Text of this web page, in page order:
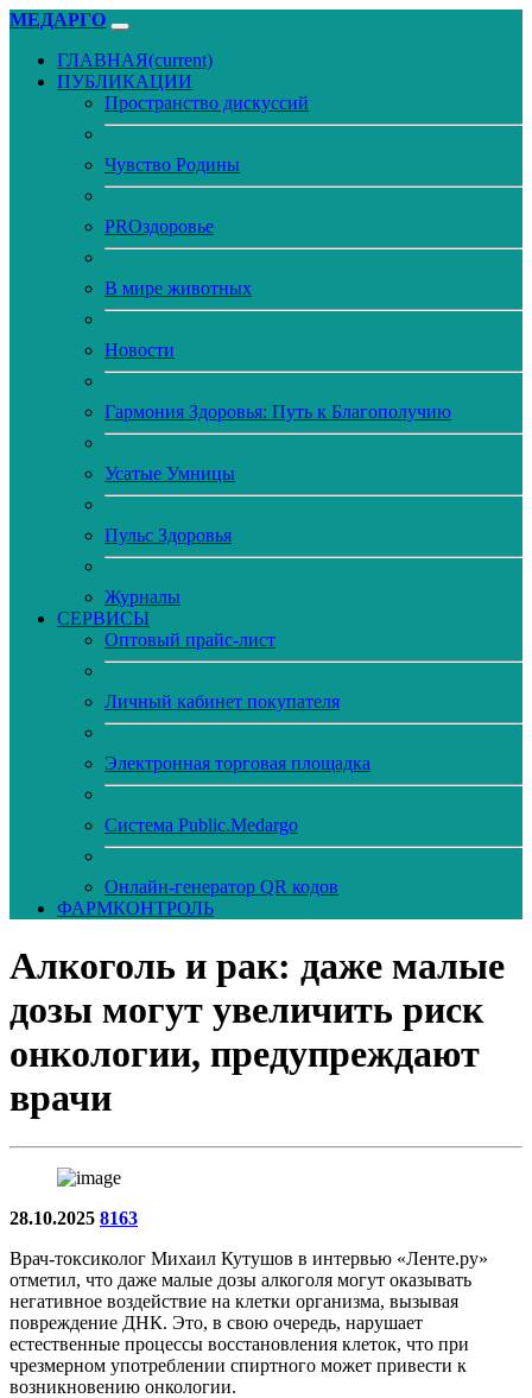
МЕДАРГО
ГЛАВНАЯ(current)
ПУБЛИКАЦИИ
Пространство дискуссий
Чувство Родины
PROздоровье
В мире животных
Новости
Гармония Здоровья: Путь к Благополучию
Усатые Умницы
Пульс Здоровья
Журналы
CЕРВИСЫ
Оптовый прайс-лист
Личный кабинет покупателя
Электронная торговая площадка
Система Public.Medargo
Онлайн-генератор QR кодов
ФАРМКОНТРОЛЬ
Алкоголь и рак: даже малые
дозы могут увеличить риск
онкологии, предупреждают
врачи
28.10.2025 8163
Врач-токсиколог Михаил Кутушов в интервью «Ленте.ру»
отметил, что даже малые дозы алкоголя могут оказывать
негативное воздействие на клетки организма, вызывая
повреждение ДНК. Это, в свою очередь, нарушает
естественные процессы восстановления клеток, что при
чрезмерном употреблении спиртного может привести к
возникновению онкологии.